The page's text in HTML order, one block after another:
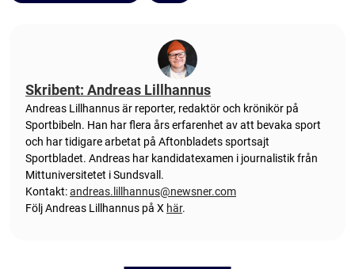
Skribent: Andreas Lillhannus
Andreas Lillhannus är reporter, redaktör och krönikör på
Sportbibeln. Han har flera års erfarenhet av att bevaka sport
och har tidigare arbetat på Aftonbladets sportsajt
Sportbladet. Andreas har kandidatexamen i journalistik från
Mittuniversitetet i Sundsvall.
Kontakt:andreas.lillhannus@newsner.com
Följ Andreas Lillhannus på X här.